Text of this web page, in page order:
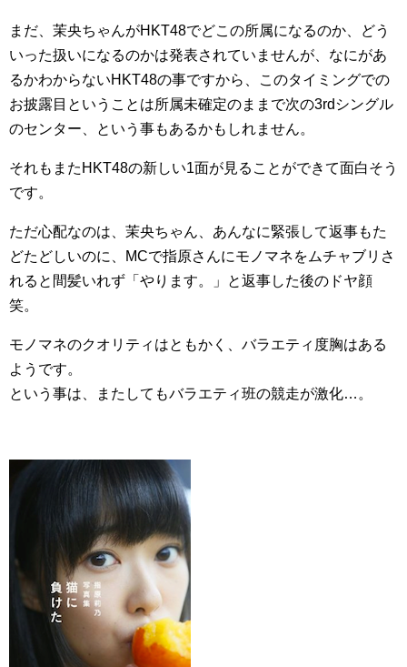
まだ、茉央ちゃんがHKT48でどこの所属になるのか、どう
いった扱いになるのかは発表されていませんが、なにがあ
るかわからないHKT48の事ですから、このタイミングでの
お披露目ということは所属未確定のままで次の3rdシングル
のセンター、という事もあるかもしれません。
それもまたHKT48の新しい1面が見ることができて面白そう
です。
ただ心配なのは、茉央ちゃん、あんなに緊張して返事もた
どたどしいのに、MCで指原さんにモノマネをムチャブリさ
れると間髪いれず「やります。」と返事した後のドヤ顔
笑。
モノマネのクオリティはともかく、バラエティ度胸はある
ようです。
という事は、またしてもバラエティ班の競走が激化…。